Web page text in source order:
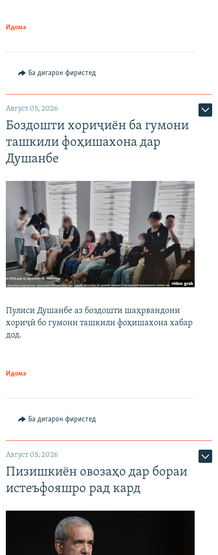
Идома
Ба дигарон фиристед
Август 05, 2026
Боздошти хориҷиён ба гумони
ташкили фоҳишахона дар
Душанбе
Пулиси Душанбе аз боздошти шаҳрвандони
хориҷӣ бо гумони ташкили фоҳишахона хабар
дод.
Идома
Ба дигарон фиристед
Август 05, 2026
Пизишкиён овозаҳо дар бораи
истеъфояшро рад кард